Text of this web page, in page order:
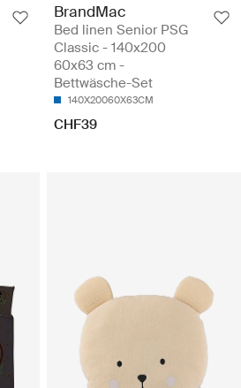
BrandMac
Bed linen Senior PSG
Classic - 140x200
60x63 cm -
Bettwäsche-Set
140X20060X63CM
CHF39